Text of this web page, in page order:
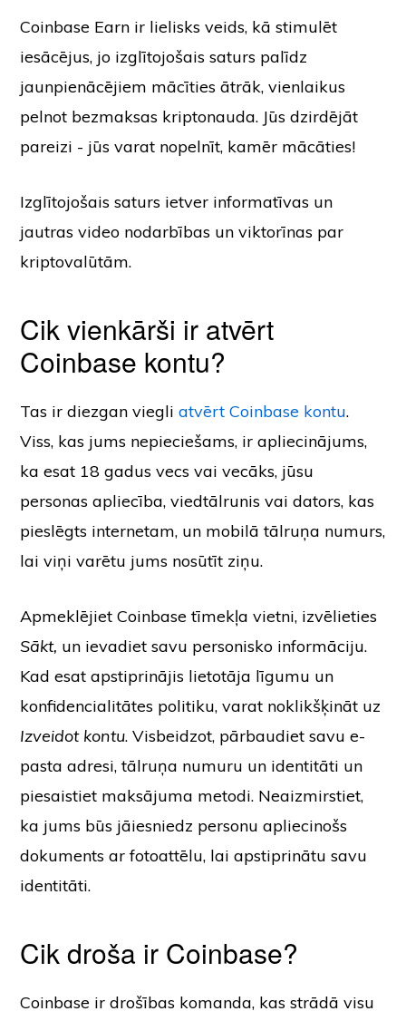
Coinbase Earn ir lielisks veids, kā stimulēt
iesācējus, jo izglītojošais saturs palīdz
jaunpienācējiem mācīties ātrāk, vienlaikus
pelnot bezmaksas kriptonauda. Jūs dzirdējāt
pareizi - jūs varat nopelnīt, kamēr mācāties!
Izglītojošais saturs ietver informatīvas un
jautras video nodarbības un viktorīnas par
kriptovalūtām.
Cik vienkārši ir atvērt
Coinbase kontu?
Tas ir diezgan viegliatvērt Coinbase kontu.
Viss, kas jums nepieciešams, ir apliecinājums,
ka esat 18 gadus vecs vai vecāks, jūsu
personas apliecība, viedtālrunis vai dators, kas
pieslēgts internetam, un mobilā tālruņa numurs,
lai viņi varētu jums nosūtīt ziņu.
Apmeklējiet Coinbase tīmekļa vietni, izvēlieties
Sākt, un ievadiet savu personisko informāciju.
Kad esat apstiprinājis lietotāja līgumu un
konfidencialitātes politiku, varat noklikšķināt uz
Izveidot kontu. Visbeidzot, pārbaudiet savu e-
pasta adresi, tālruņa numuru un identitāti un
piesaistiet maksājuma metodi. Neaizmirstiet,
ka jums būs jāiesniedz personu apliecinošs
dokuments ar fotoattēlu, lai apstiprinātu savu
identitāti.
Cik droša ir Coinbase?
Coinbase ir drošības komanda, kas strādā visu